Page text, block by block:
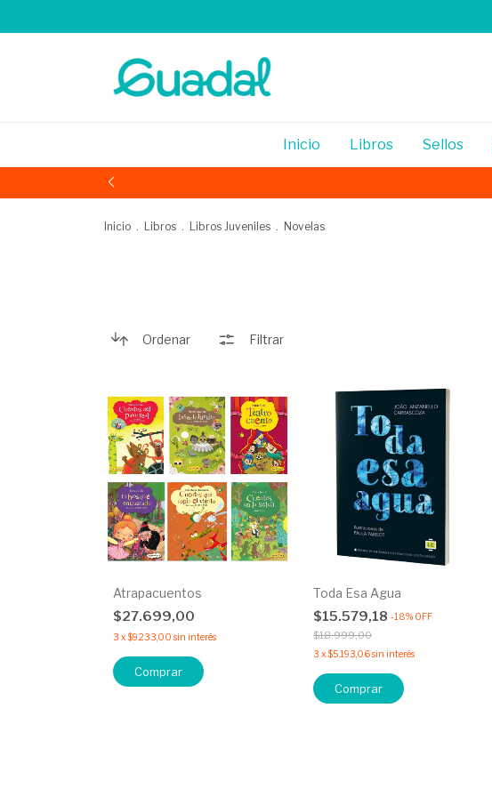
Inicio Libros Sellos
Inicio . Libros . Libros Juveniles . Novelas
Ordenar Filtrar
Atrapacuentos
$27.699,00
3 x$9.233,00 sin interés
Comprar
Toda Esa Agua
$15.579,18 -18% OFF
$18.999,00
3 x$5.193,06sin interés